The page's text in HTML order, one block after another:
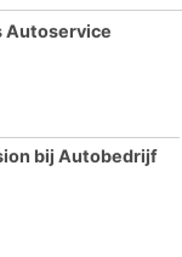
Autoservice
bij Autobedrijf